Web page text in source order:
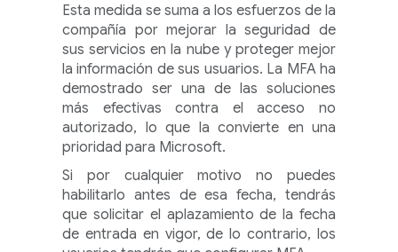
Esta medida se suma a los esfuerzos de la
compañía por mejorar la seguridad de
sus servicios en la nube y proteger mejor
la información de sus usuarios. La MFA ha
demostrado ser una de las soluciones
más efectivas contra el acceso no
autorizado, lo que la convierte en una
prioridad para Microsoft.
Si por cualquier motivo no puedes
habilitarlo antes de esa fecha, tendrás
que solicitar el aplazamiento de la fecha
de entrada en vigor, de lo contrario, los